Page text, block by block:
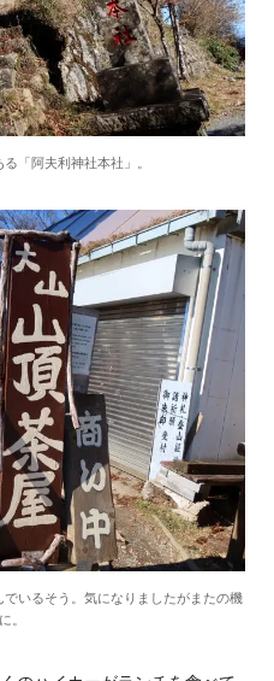
「阿夫利神社本社」。
いるそう。気になりましたがまたの機
。